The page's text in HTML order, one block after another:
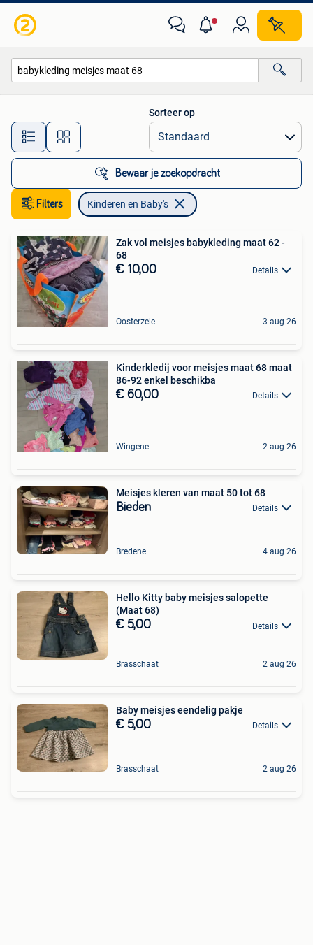
Alle afstanden…
Sorteer op
Bewaar je zoekopdracht
Filters Kinderen en Baby's
Zak vol meisjes babykleding maat 62 -
68
€ 10,00 Details
Oosterzele 3 aug 26
Kinderkledij voor meisjes maat 68 maat
86-92 enkel beschikba
€ 60,00 Details
Wingene 2 aug 26
Meisjes kleren van maat 50 tot 68
Bieden Details
Bredene 4 aug 26
Hello Kitty baby meisjes salopette
(Maat 68)
€ 5,00 Details
Brasschaat 2 aug 26
Baby meisjes eendelig pakje
€ 5,00 Details
Brasschaat 2 aug 26